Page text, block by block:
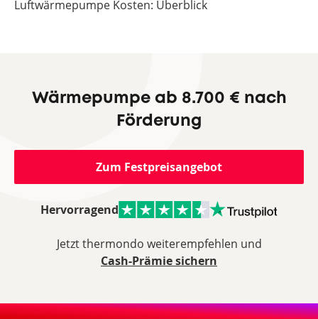
Luftwärmepumpe Kosten: Überblick
Wärmepumpe ab 8.700 € nach
Förderung
Zum Festpreisangebot
Hervorragend
Jetzt thermondo weiterempfehlen und
Cash-Prämie sichern